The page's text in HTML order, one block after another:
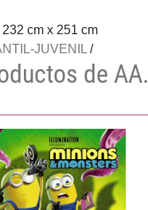
232 cm x 251 cm
JUVENIL /
de